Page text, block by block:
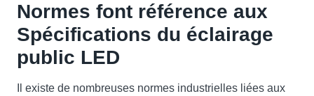
Normes font référence aux
Spécifications du éclairage
public LED
Il existe de nombreuses normes industrielles liées aux